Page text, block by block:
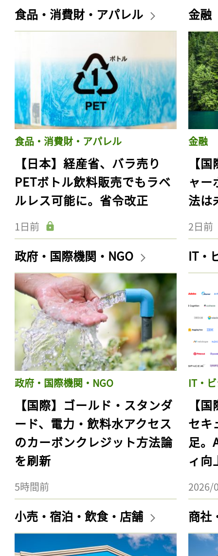
食品・消費財・アパレル
食品・消費財・アパレル
【日本】経産省、バラ売り
PETボトル飲料販売でもラベ
ルレス可能に。省令改正
1日前
金融
金融
【
ャー
法は
2日前
政府・国際機関・NGO
政府・国際機関・NGO
【国際】ゴールド・スタンダ
ード、電力・飲料水アクセス
のカーボンクレジット方法論
を刷新
5時間前
IT・
IT・
【
セキ
足。
ィ向
2026/
小売・宿泊・飲食・店舗 商社